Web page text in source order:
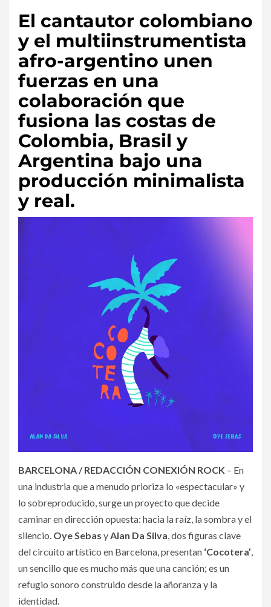
El cantautor colombiano
y el multiinstrumentista
afro-argentino unen
fuerzas en una
colaboración que
fusiona las costas de
Colombia, Brasil y
Argentina bajo una
producción minimalista
y real.
BARCELONA / REDACCIÓN CONEXIÓN ROCK – En
una industria que a menudo prioriza lo «espectacular» y
lo sobreproducido, surge un proyecto que decide
caminar en dirección opuesta: hacia la raíz, la sombra y el
silencio. Oye Sebas y Alan Da Silva , dos figuras clave
del circuito artístico en Barcelona, presentan ‘Cocotera’
un sencillo que es mucho más que una canción; es un
refugio sonoro construido desde la añoranza y la
identidad.